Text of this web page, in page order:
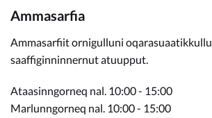
Ammasarfia
Ammasarfiit ornigulluni oqarasuaatikkullu
saaffiginninnernut atuupput.
Ataasinngorneq nal. 10:00 - 15:00
Marlunngorneq nal. 10:00 - 15:00